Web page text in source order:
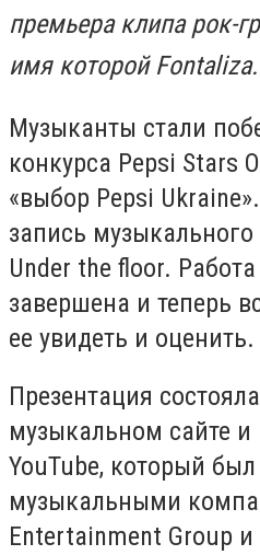
премьера клипа рок-
имя которой Fontaliza.
Музыканты стали
конкурса Pepsi Stars
«выбор Pepsi
запись
Under the floor.
завершена и теперь
ее увидеть и оценить.
Презентация
музыкальном сайте и
YouTube, который
музыкальными
Entertainment Group и